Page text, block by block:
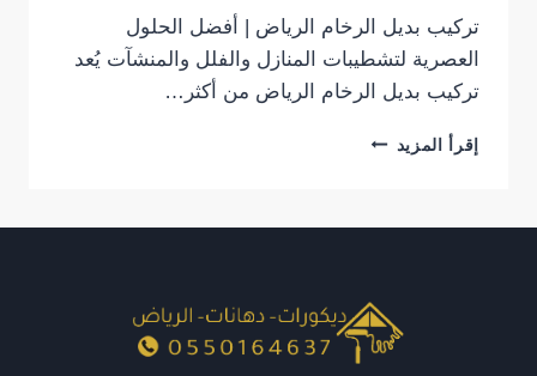
تركيب بديل الرخام الرياض | أفضل الحلول
العصرية لتشطيبات المنازل والفلل والمنشآت يُعد
تركيب بديل الرخام الرياض من أكثر…
إقرأ المزيد تركيب
وتصاميم
عصرية
بأعلى